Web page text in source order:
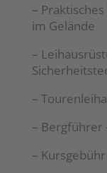
–
im Gelände
–
–
– Bergführer
–